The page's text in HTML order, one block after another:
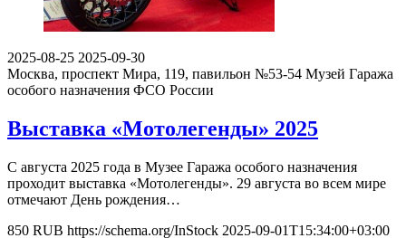
2025-08-25 2025-09-30
Москва, проспект Мира, 119, павильон №53-54 Музей Гаража
особого назначения ФСО России
Выставка «Мотолегенды» 2025
С августа 2025 года в Музее Гаража особого назначения
проходит выставка «Мотолегенды». 29 августа во всем мире
отмечают День рождения…
850 RUB https://schema.org/InStock 2025-09-01T15:34:00+03:00